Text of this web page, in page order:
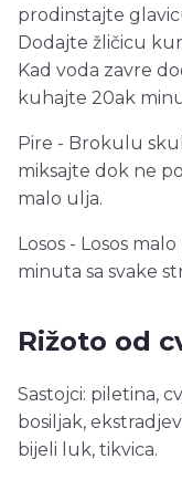
prodinstajte
Dodajte žličicu
Kad voda zavre
kuhajte 20ak
Pire - Brokulu
miksajte dok ne
malo ulja.
Losos - Losos
minuta sa svake
Rižoto od
Sastojci: piletina,
bosiljak,
bijeli luk, tikvica.